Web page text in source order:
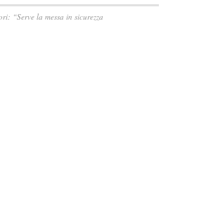
“Serve la messa in sicurezza